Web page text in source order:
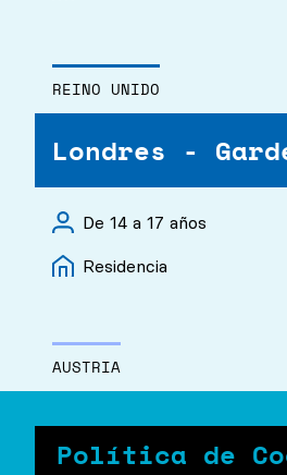
REINO UNIDO
Londres -
De 14 a 17 años
Residencia
AUSTRIA
Campamento de
Política de